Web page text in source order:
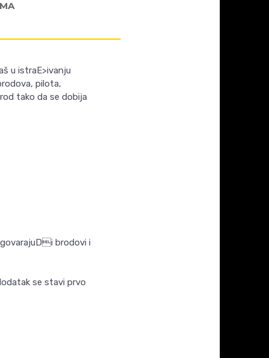
u istraE>ivanju
pilota,
tako da se dobija
brodovi i
se stavi prvo